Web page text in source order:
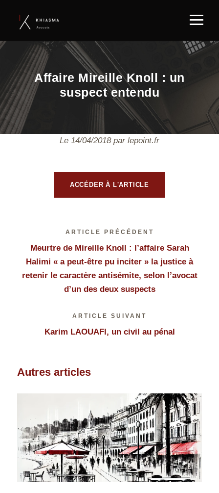
Affaire Mireille Knoll : un
suspect entendu
Le 14/04/2018 par lepoint.fr
ACCÉDER À L'ARTICLE
ARTICLE PRÉCÉDENT
Meurtre de Mireille Knoll : l’affaire Sarah
Halimi « a peut-être pu inciter » la justice à
retenir le caractère antisémite, selon l’avocat
d’un des deux suspects
ARTICLE SUIVANT
Karim LAOUAFI, un civil au pénal
Autres articles